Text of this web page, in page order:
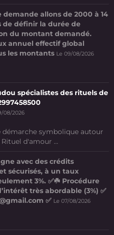
allons de 2000 à 14
de définir la durée de
du montant demandé.
annuel effectif global
les montants Le 09/08/2026
spécialistes des rituels de
08/2026
symbolique autour
d'amour ...
avec des crédits
sécurisés, à un taux
3%. ✅☘️ Procédure
très abordable (3%) ✅
✅ Le 07/08/2026